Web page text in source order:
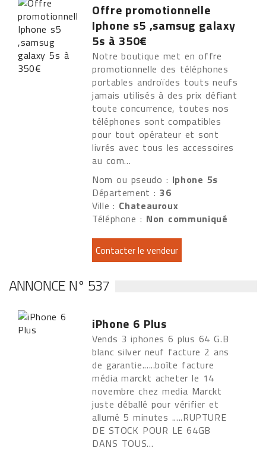
Offre promotionnelle
Iphone s5 ,samsug galaxy
5s à 350€
Notre boutique met en offre
promotionnelle des téléphones
portables androïdes touts neufs
jamais utilisés à des prix défiant
toute concurrence, toutes nos
téléphones sont compatibles
pour tout opérateur et sont
livrés avec tous les accessoires
au com...
Nom ou pseudo : Iphone 5s
Département :36
Ville : Chateauroux
Téléphone : Non communiqué
ANNONCE N° 537
iPhone 6 Plus
Vends 3 iphones 6 plus 64 G.B
blanc silver neuf facture 2 ans
de garantie......boîte facture
média marckt acheter le 14
novembre chez media Marckt
juste déballé pour vérifier et
allumé 5 minutes .....RUPTURE
DE STOCK POUR LE 64GB
DANS TOUS...